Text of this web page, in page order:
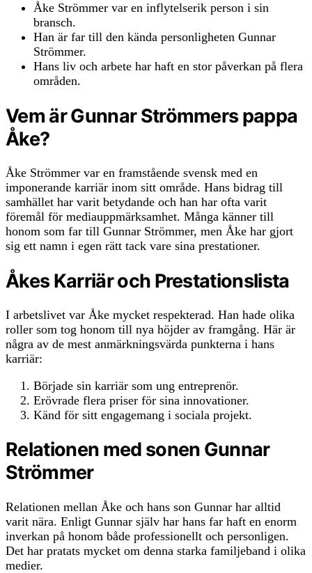
Åke Strömmer var en inflytelserik person i sin
bransch.
Han är far till den kända personligheten Gunnar
Strömmer.
Hans liv och arbete har haft en stor påverkan på flera
områden.
Vem är Gunnar Strömmers pappa
Åke?
Åke Strömmer var en framstående svensk med en
imponerande karriär inom sitt område. Hans bidrag till
samhället har varit betydande och han har ofta varit
föremål för mediauppmärksamhet. Många känner till
honom som far till Gunnar Strömmer, men Åke har gjort
sig ett namn i egen rätt tack vare sina prestationer.
Åkes Karriär och Prestationslista
I arbetslivet var Åke mycket respekterad. Han hade olika
roller som tog honom till nya höjder av framgång. Här är
några av de mest anmärkningsvärda punkterna i hans
karriär:
Började sin karriär som ung entreprenör.
Erövrade flera priser för sina innovationer.
Känd för sitt engagemang i sociala projekt.
Relationen med sonen Gunnar
Strömmer
Relationen mellan Åke och hans son Gunnar har alltid
varit nära. Enligt Gunnar själv har hans far haft en enorm
inverkan på honom både professionellt och personligen.
Det har pratats mycket om denna starka familjeband i olika
medier.